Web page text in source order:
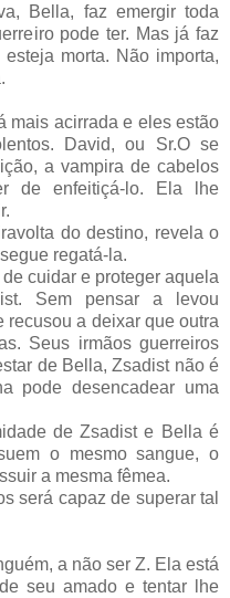
Bella, faz emergir toda
pode ter. Mas já faz
morta. Não importa,
mais acirrada e eles estão
David, ou Sr.O se
a vampira de cabelos
de enfeitiçá-lo. Ela lhe
do destino, revela o
regatá-la.
cuidar e proteger aquela
Sem pensar a levou
recusou a deixar que outra
Seus irmãos guerreiros
de Bella, Zsadist não é
pode desencadear uma
de Zsadist e Bella é
o mesmo sangue, o
a mesma fêmea.
será capaz de superar tal
a não ser Z. Ela está
seu amado e tentar lhe